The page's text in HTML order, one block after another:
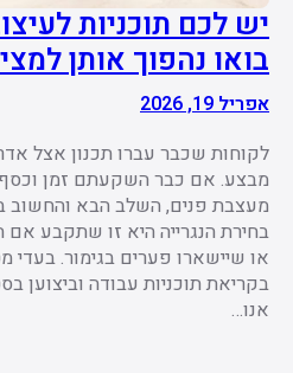
יש לכם תוכניות
בואו נהפוך אותן
אפריל 19, 2026
לקוחות שכבר עברו תכנון אצל
מבצע. אם כבר השקעתם זמן וכסף
מעצבת פנים, השלב הבא והחשוב
בחירת הנגרייה היא זו שתקבע
או שיישארו פערים בגימור. בעדי
בקריאת תוכניות עבודה וביצוען
אנו…